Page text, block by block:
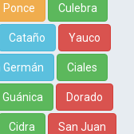
Ponce Culebra
Cataño Yauco
Germán Ciales
Guánica Dorado
Cidra San Juan